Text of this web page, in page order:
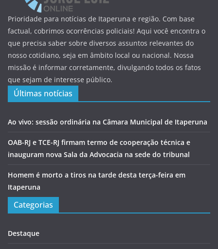
Prioridade para notícias de Itaperuna e região. Com base
factual, cobrimos ocorrências policiais! Aqui você encontra o
que precisa saber sobre diversos assuntos relevantes do
nosso cotidiano, seja em âmbito local ou nacional. Nossa
missão é informar corretamente, divulgando todos os fatos
que sejam de interesse público.
Últimas notícias
Ao vivo: sessão ordinária na Câmara Municipal de Itaperuna
OAB-RJ e TCE-RJ firmam termo de cooperação técnica e
inauguram nova Sala da Advocacia na sede do tribunal
Homem é morto a tiros na tarde desta terça-feira em
Itaperuna
Categorias
Destaque